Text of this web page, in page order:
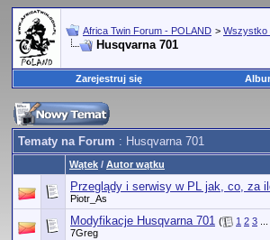
Africa Twin Forum - POLAND > Wszystko
Husqvarna 701
Zarejestruj się
Tematy na Forum : Husqvarna 701
Wątek / Autor wątku
Przeglądy i serwisy w PL jak, co, za
Piotr_As
Modyfikacje Husqvarna 701 ( 1 2 3
7Greg